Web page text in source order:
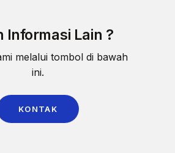
Informasi Lain ?
melalui tombol di bawah
ini.
KONTAK